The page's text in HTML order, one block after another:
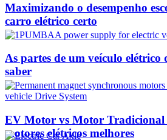
Maximizando o desempenho
carro elétrico certo
As partes de um veículo elétrico
saber
EV Motor vs Motor Tradicional
motores elétricos melhores